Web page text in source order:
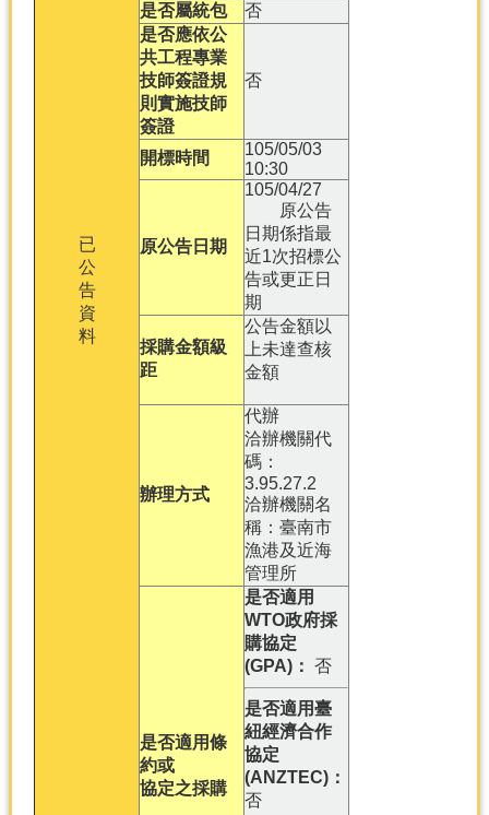
已
公
告
資
料
是否屬統包
否
是否應依公
共工程專業
技師簽證規
則實施技師
簽證
否
開標時間
105/05/03
10:30
原公告日期
105/04/27
原公告
日期係指最
近1次招標公
告或更正日
期
採購金額級
距
公告金額以
上未達查核
金額
辦理方式
代辦
洽辦機關代
碼：
3.95.27.2
洽辦機關名
稱：臺南市
漁港及近海
管理所
是否適用條
約或
協定之採購
是否適用
WTO政府採
購協定
(GPA)： 否
是否適用臺
紐經濟合作
協定
(ANZTEC)：
否